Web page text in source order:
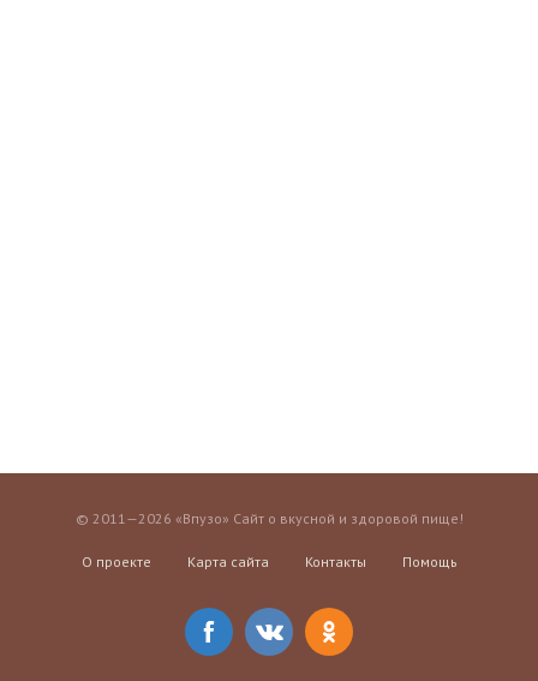
© 2011—2026 «Впузо» Сайт о вкусной и здоровой пище!
О проекте Карта сайта Контакты Помощь